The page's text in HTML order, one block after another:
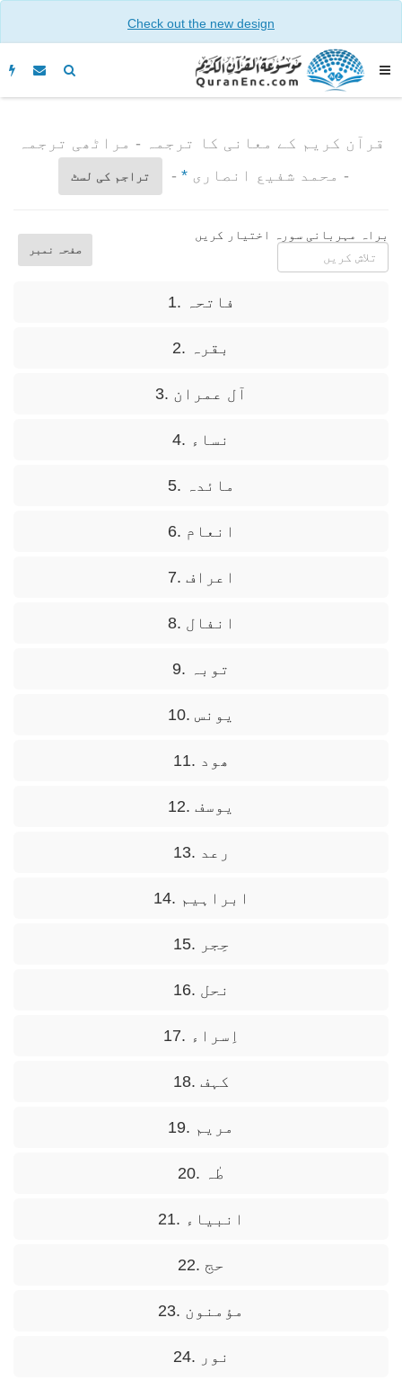
Check out the new design
قرآن کریم کے معانی کا ترجمہ - مراٹھی ترجمہ
- محمد شفیع انصاری *
- تراجم کی لسٹ
براہ مہربانی سورہ اختیار کریں
صفحہ نمبر
1. فاتحہ
2. بقرہ
3. آل عمران
4. نساء
5. مائدہ
6. انعام
7. اعراف
8. انفال
9. توبہ
10. یونس
11. ھود
12. یوسف
13. رعد
14. ابراہیم
15. حِجر
16. نحل
17. اِسراء
18. کہف
19. مریم
20. طٰہ
21. انبیاء
22. حج
23. مؤمنون
24. نور